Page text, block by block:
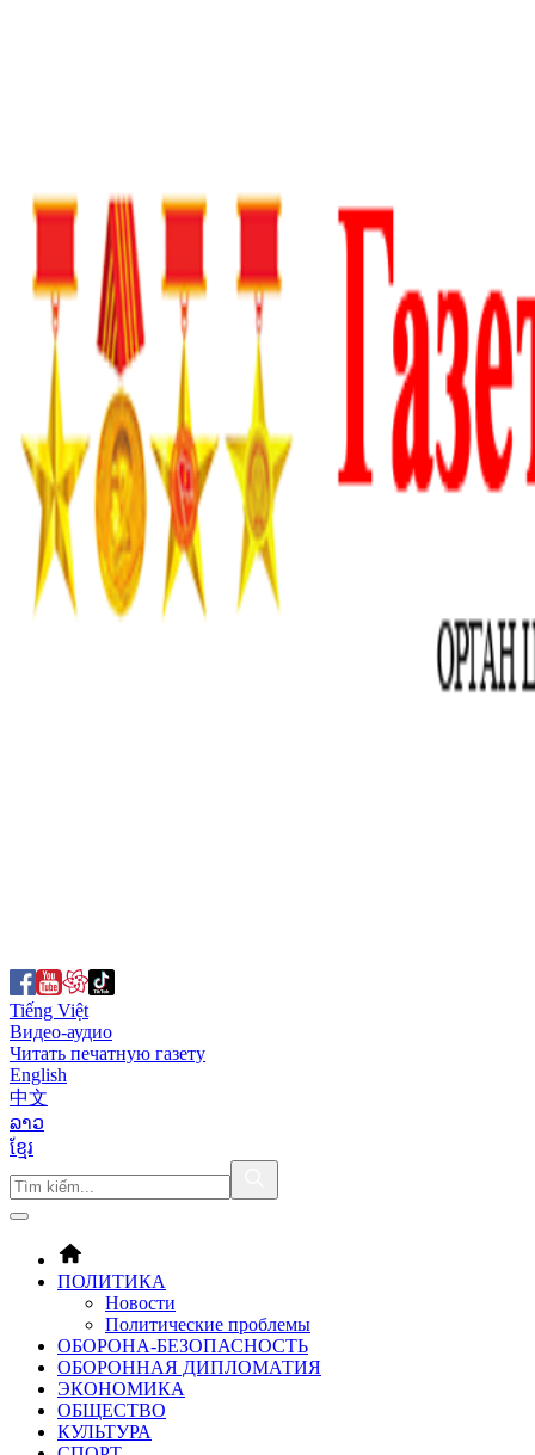
Tiếng Việt
Видео-аудио
Читать печатную газету
English
中文
ລາວ
ខ្មែរ
ПОЛИТИКА
Новости
Политические проблемы
ОБОРОНA-БЕЗОПАСНОСТЬ
ОБОРОННАЯ ДИПЛОМАТИЯ
ЭКОНОМИКА
ОБЩЕСТВО
КУЛЬТУРА